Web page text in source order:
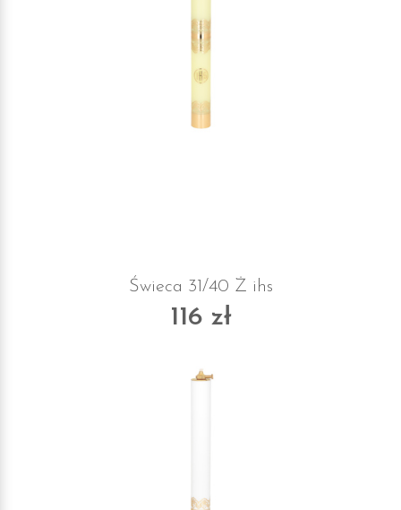
Świeca 31/40 Ż ihs
116 zł